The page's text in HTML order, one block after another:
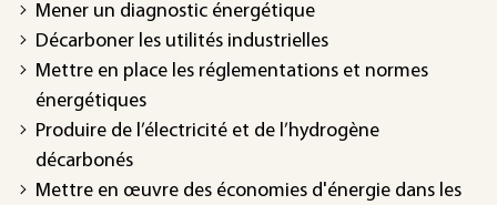
Mener un diagnostic énergétique
Décarboner les utilités industrielles
Mettre en place les réglementations et normes
énergétiques
Produire de l’électricité et de l’hydrogène
décarbonés
Mettre en œuvre des économies d'énergie dans les